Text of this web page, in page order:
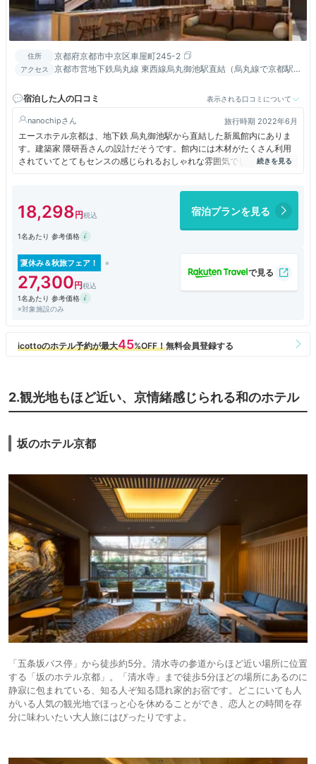
住所 京都府京都市中京区車屋町245-2
アクセス
京都市営地下鉄烏丸線 東西線烏丸御池駅直結（烏丸線で京都駅
宿泊した人の口コミ
表示される口コミについて
nanochip 旅行時期 2022年6月
エースホテル京都は、地下鉄 烏丸御池駅から直結した新風館内にありま
す。建築家 隈研吾さんの設計だそうです。館内には木材がたくさん利用
されていてとてもセンスの感じられるおしゃれな雰囲気でした。部屋は割
とシックな感じで落ち着いて過ごすことができました。
18,298 宿泊プランを見る
1名あたり 参考価格
夏休み＆秋旅フェア！
27,300
1名あたり 参考価格
※対象施設のみ
2.観光地もほど近い、京情緒感じられる和のホテル
坂のホテル京都
「五条坂バス停」から徒歩約5分。清水寺の参道からほど近い場所に位置
する「坂のホテル京都」。「清水寺」まで徒歩5分ほどの場所にあるのに
静寂に包まれている、知る人ぞ知る隠れ家的お宿です。どこにいても人
がいる人気の観光地でほっと心を休めることができ、恋人との時間を存
分に味わいたい大人旅にはぴったりですよ。